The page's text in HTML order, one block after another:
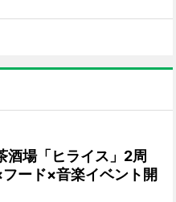
酒場「ヒライス」2周
ード×音楽イベント開